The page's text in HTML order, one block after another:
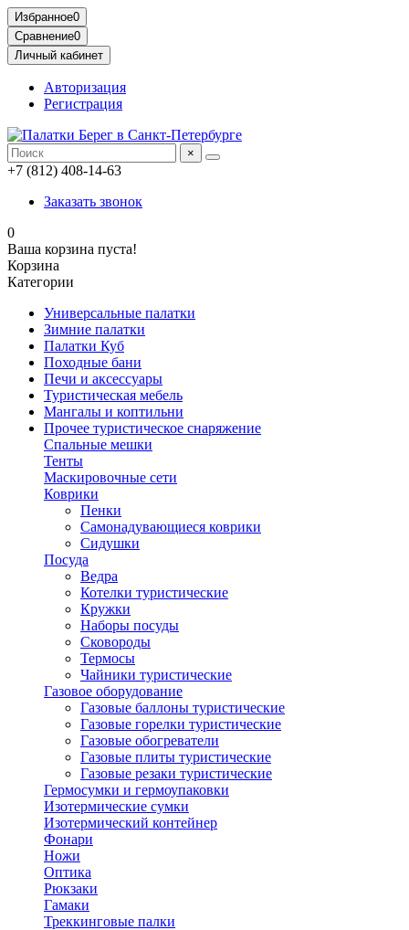
Избранное0
Сравнение0
Личный кабинет
Авторизация
Регистрация
×
+7 (812) 408-14-63
Заказать звонок
0
Ваша корзина пуста!
Корзина
Категории
Универсальные палатки
Зимние палатки
Палатки Куб
Походные бани
Печи и аксессуары
Туристическая мебель
Мангалы и коптильни
Прочее туристическое снаряжение
Спальные мешки
Тенты
Маскировочные сети
Коврики
Пенки
Самонадувающиеся коврики
Сидушки
Посуда
Ведра
Котелки туристические
Кружки
Наборы посуды
Сковороды
Термосы
Чайники туристические
Газовое оборудование
Газовые баллоны туристические
Газовые горелки туристические
Газовые обогреватели
Газовые плиты туристические
Газовые резаки туристические
Гермосумки и гермоупаковки
Изотермические сумки
Изотермический контейнер
Фонари
Ножи
Оптика
Рюкзаки
Гамаки
Треккинговые палки